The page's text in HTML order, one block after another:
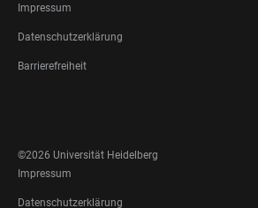
FOOTER
LEGAL
Impressum
Datenschutzerklärung
Barrierefreiheit
MEDIA
©2026 Universität Heidelberg
FOOTER
LEGAL
Impressum
Datenschutzerklärung